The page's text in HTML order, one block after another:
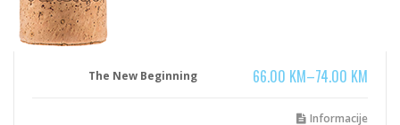
66.00 KM–74.00 KM
The New Beginning
Informacije